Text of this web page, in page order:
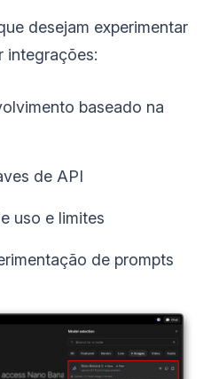
desejam experimentar
integrações:
baseado na
de API
uso e limites
de prompts